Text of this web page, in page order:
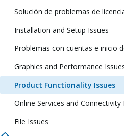
Solución de problemas de
Installation and Setup Issues
Problemas con cuentas e inicio
Graphics and Performance
Product Functionality Issues
Online Services and Connectivity
File Issues